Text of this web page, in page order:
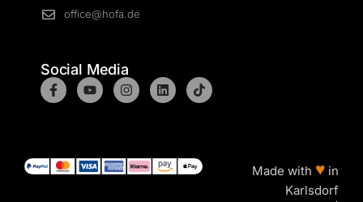
office@hofa.de
Social Media
Made with ♥ in
Karlsdorf